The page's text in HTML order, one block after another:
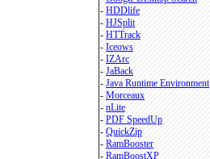
- HDDlife
- HJSplit
- HTTrack
- Iceows
- IZArc
- JaBack
- Java Runtime Environment
- Morceaux
- nLite
- PDF SpeedUp
- QuickZip
- RamBooster
- RamBoostXP